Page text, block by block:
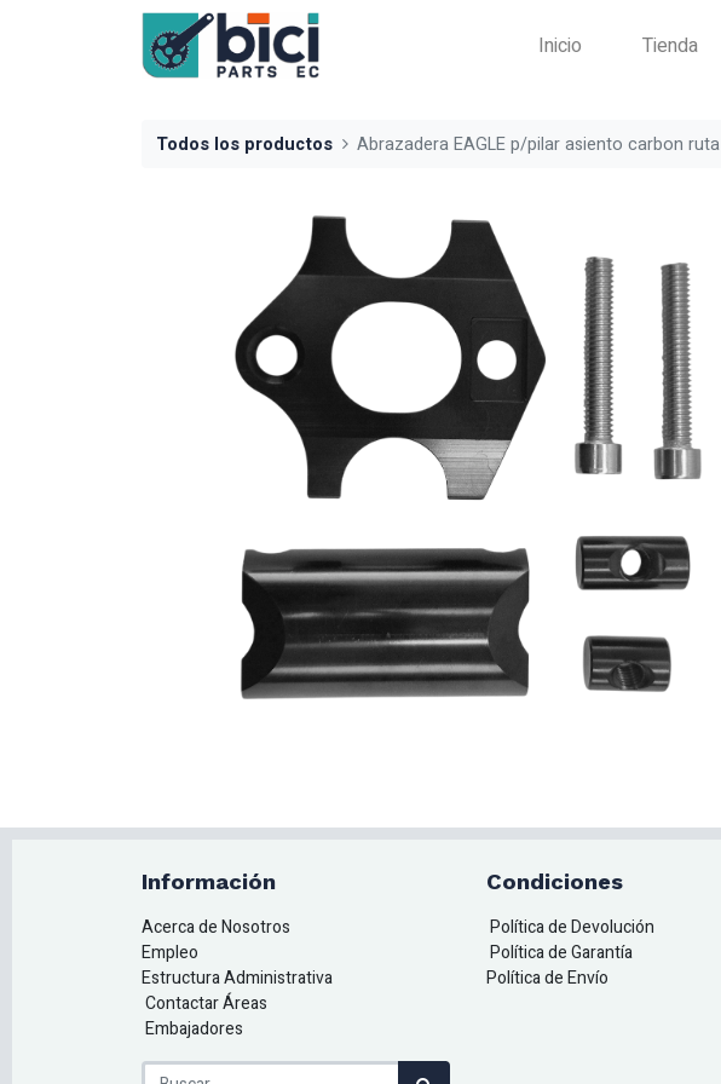
Inicio Tienda
Todos los productos Abrazadera EAGLE p/pilar asiento carbon ruta
Información
Acerca de Nosotros
Empleo
Estructura Administrativa
Contactar Áreas
Embajadores
Condiciones
Política de Devolución
Política de Garantía
Política de Envío